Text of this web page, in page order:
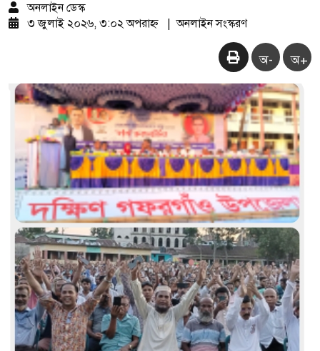
অনলাইন ডেস্ক
৩ জুলাই ২০২৬, ৩:০২ অপরাহ্ন
অনলাইন সংস্করণ
অ- অ+